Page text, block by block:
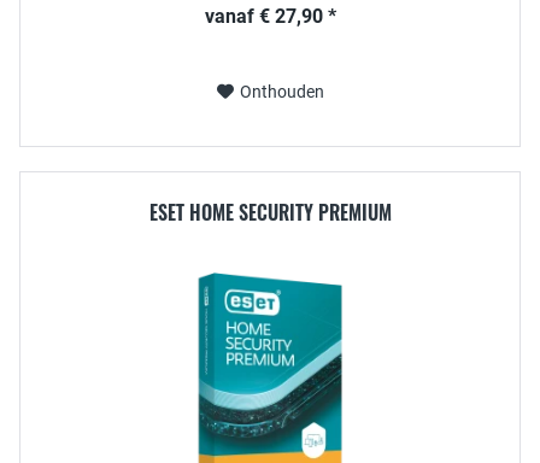
vanaf € 27,90 *
Onthouden
ESET HOME SECURITY PREMIUM